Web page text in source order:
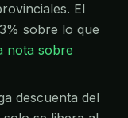
El
sobre lo que
nota sobre
descuenta del